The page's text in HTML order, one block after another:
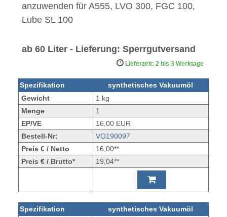
anzuwenden für A555, LVO 300, FGC 100,
Lube SL 100
ab 60 Liter - Lieferung: Sperrgutversand
Lieferzeit: 2 bis 3 Werktage
Spezifikation
synthetisches Vakuumöl
Gewicht
1 kg
Menge
1
EP/VE
16,00 EUR
Bestell-Nr:
VO190097
Preis € / Netto
16,00**
Preis € / Brutto*
19,04**
Spezifikation
synthetisches Vakuumöl